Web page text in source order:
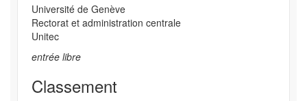
Université de Genève
Rectorat et administration centrale
Unitec
entrée libre
Classement